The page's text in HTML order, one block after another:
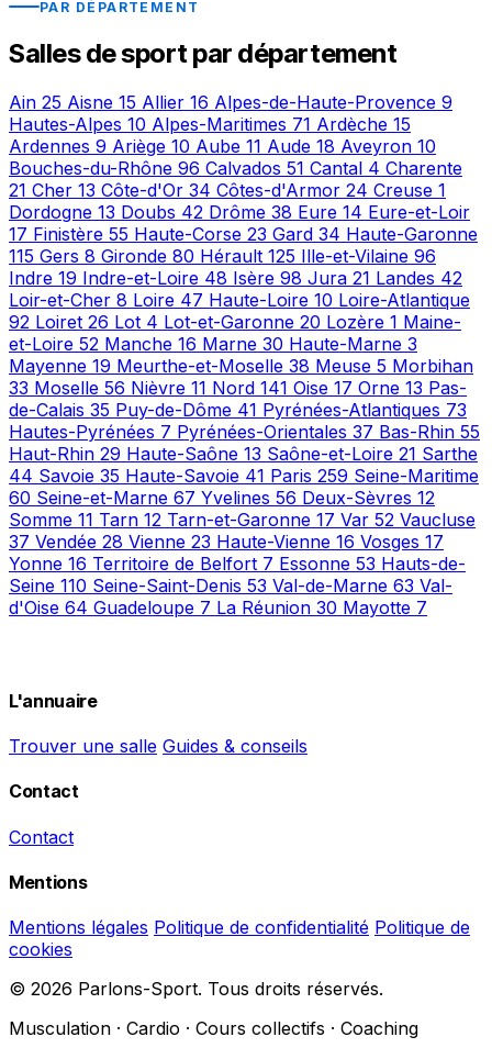
PAR DÉPARTEMENT
Salles de sport par département
Ain 25 Aisne 15 Allier 16 Alpes-de-Haute-Provence 9
Hautes-Alpes 10 Alpes-Maritimes 71 Ardèche 15
Ardennes 9 Ariège 10 Aube 11 Aude 18 Aveyron 10
Bouches-du-Rhône 96 Calvados 51 Cantal 4 Charente
21 Cher 13 Côte-d'Or 34 Côtes-d'Armor 24 Creuse 1
Dordogne 13 Doubs 42 Drôme 38 Eure 14 Eure-et-Loir
17 Finistère 55 Haute-Corse 23 Gard 34 Haute-Garonne
115 Gers 8 Gironde 80 Hérault 125 Ille-et-Vilaine 96
Indre 19 Indre-et-Loire 48 Isère 98 Jura 21 Landes 42
Loir-et-Cher 8 Loire 47 Haute-Loire 10 Loire-Atlantique
92 Loiret 26 Lot 4 Lot-et-Garonne 20 Lozère 1 Maine-
et-Loire 52 Manche 16 Marne 30 Haute-Marne 3
Mayenne 19 Meurthe-et-Moselle 38 Meuse 5 Morbihan
33 Moselle 56 Nièvre 11 Nord 141 Oise 17 Orne 13 Pas-
de-Calais 35 Puy-de-Dôme 41 Pyrénées-Atlantiques 73
Hautes-Pyrénées 7 Pyrénées-Orientales 37 Bas-Rhin 55
Haut-Rhin 29 Haute-Saône 13 Saône-et-Loire 21 Sarthe
44 Savoie 35 Haute-Savoie 41 Paris 259 Seine-Maritime
60 Seine-et-Marne 67 Yvelines 56 Deux-Sèvres 12
Somme 11 Tarn 12 Tarn-et-Garonne 17 Var 52 Vaucluse
37 Vendée 28 Vienne 23 Haute-Vienne 16 Vosges 17
Yonne 16 Territoire de Belfort 7 Essonne 53 Hauts-de-
Seine 110 Seine-Saint-Denis 53 Val-de-Marne 63 Val-
d'Oise 64 Guadeloupe 7 La Réunion 30 Mayotte 7
L'annuaire
Trouver une salle Guides & conseils
Contact
Contact
Mentions
Mentions légales Politique de confidentialité Politique de
cookies
© 2026 Parlons-Sport. Tous droits réservés.
Musculation · Cardio · Cours collectifs · Coaching